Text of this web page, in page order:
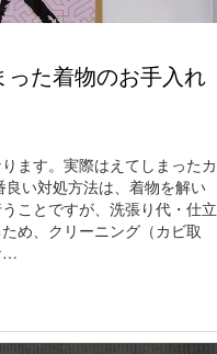
った着物のお手入れ
ます。実際はえてしまったカ
良い対処方法は、着物を解い
ことですが、洗張り代・仕立
め、クリーニング（カビ取
…